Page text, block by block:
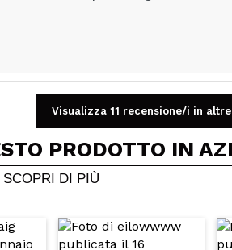
o una fotoVisualizza 11 recensione/i in
PRODOTTO IN
SCOPRI DI PIÙ